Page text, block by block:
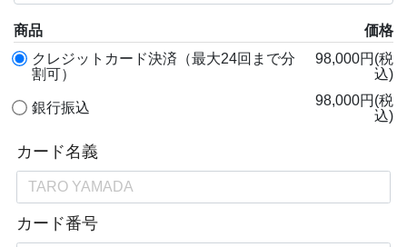
商品
価格
クレジットカード決済（最大24回まで分
割可）
98,000円(税
込)
銀行振込
98,000円(税
込)